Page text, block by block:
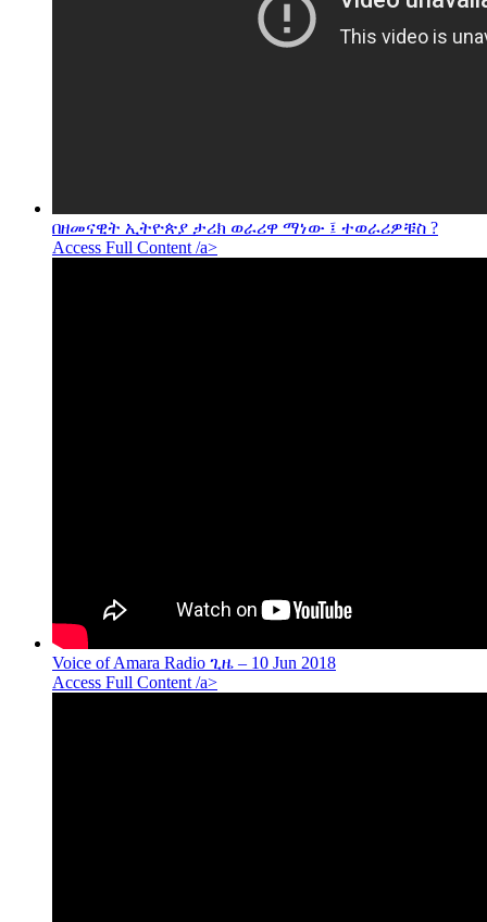
በዘመናዊት ኢትዮጵያ ታሪክ ወራሪዋ ማነው ፤ ተወራሪዎቹስ ?
Access Full Content /a>
Voice of Amara Radio ጊዜ – 10 Jun 2018
Access Full Content /a>